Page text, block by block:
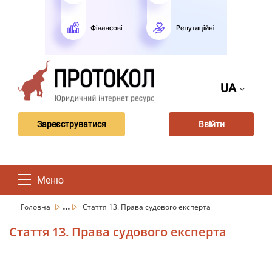
UA
Зареєструватися Ввійти
Меню
Головна ... Стаття 13. Права судового експерта
Стаття 13. Права судового експерта